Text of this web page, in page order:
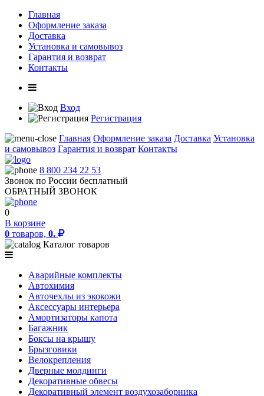
Главная
Оформление заказа
Доставка
Установка и самовывоз
Гарантия и возврат
Контакты
Вход
Регистрация
Главная Оформление заказа Доставка Установка
и самовывоз Гарантия и возврат Контакты
8 800 234 22 53
Звонок по России бесплатный
ОБРАТНЫЙ ЗВОНОК
0
В корзине
0 товаров, 0.
Каталог товаров
Аварийные комплекты
Автохимия
Авточехлы из экокожи
Аксессуары интерьера
Амортизаторы капота
Багажник
Боксы на крышу
Брызговики
Велокрепления
Дверные молдинги
Декоративные обвесы
Декоративный элемент воздухозаборника